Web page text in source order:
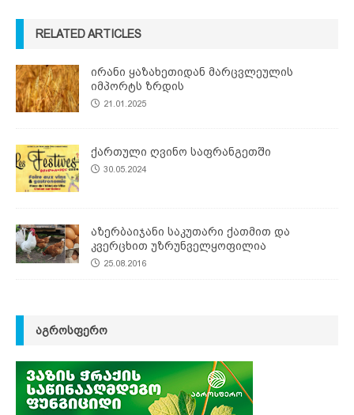
RELATED ARTICLES
ირანი ყაზახეთიდან მარცვლეულის
იმპორტს ზრდის
21.01.2025
ქართული ღვინო საფრანგეთში
30.05.2024
აზერბაიჯანი საკუთარი ქათმით და
კვერცხით უზრუნველყოფილია
25.08.2016
ᲐᲒᲠᲝᲡᲤᲔᲠᲝ